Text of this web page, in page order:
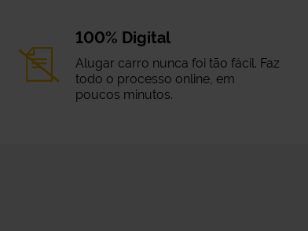
100% Digital
Alugar carro nunca foi tão fácil. Faz
todo o processo online, em
poucos minutos.